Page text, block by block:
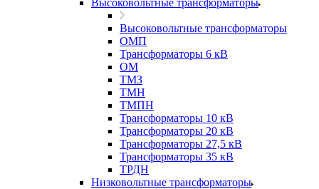
Высоковольтные трансформаторы
Высоковольтные трансформаторы
ОМП
Трансформаторы 6 кВ
ОМ
ТМЗ
ТМН
ТМПН
Трансформаторы 10 кВ
Трансформаторы 20 кВ
Трансформаторы 27,5 кВ
Трансформаторы 35 кВ
ТРДН
Низковольтные трансформаторы